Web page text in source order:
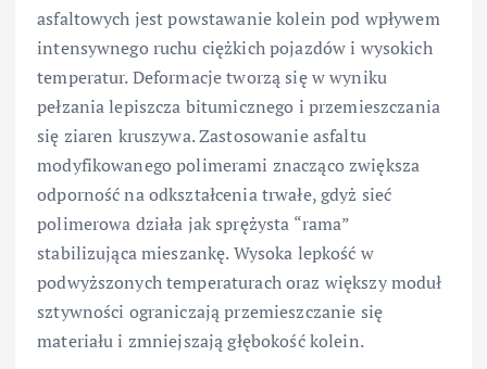
asfaltowych jest powstawanie kolein pod wpływem
intensywnego ruchu ciężkich pojazdów i wysokich
temperatur. Deformacje tworzą się w wyniku
pełzania lepiszcza bitumicznego i przemieszczania
się ziaren kruszywa. Zastosowanie asfaltu
modyfikowanego polimerami znacząco zwiększa
odporność na odkształcenia trwałe, gdyż sieć
polimerowa działa jak sprężysta “rama”
stabilizująca mieszankę. Wysoka lepkość w
podwyższonych temperaturach oraz większy moduł
sztywności ograniczają przemieszczanie się
materiału i zmniejszają głębokość kolein.